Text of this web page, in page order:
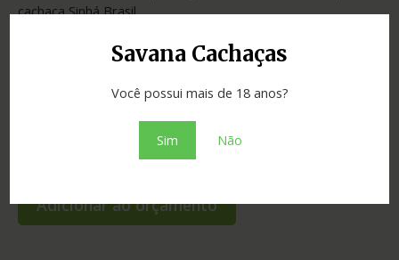
Savana Cachaças
Você possui mais de 18 anos?
Sim Não
cachaça Sinhá Brasil
seus momentos
Categorias:
Adicionar ao orçamento